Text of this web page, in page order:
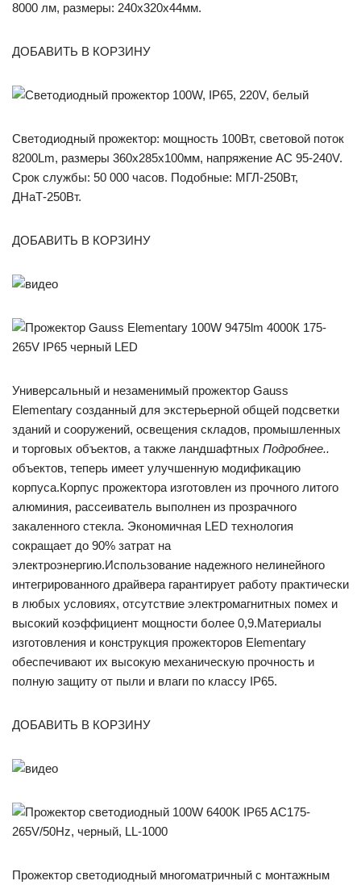
8000 лм, размеры: 240x320x44мм.
ДОБАВИТЬ В КОРЗИНУ
Светодиодный прожектор: мощность 100Вт, световой поток
8200Lm, размеры 360х285х100мм, напряжение AC 95-240V.
Срок службы: 50 000 часов. Подобные: МГЛ-250Вт,
ДНаТ-250Вт.
ДОБАВИТЬ В КОРЗИНУ
Универсальный и незаменимый прожектор Gauss
Elementary созданный для экстерьерной общей подсветки
зданий и сооружений, освещения складов, промышленных
и торговых объектов, а также ландшафтных Подробнее..
объектов, теперь имеет улучшенную модификацию
корпуса.Корпус прожектора изготовлен из прочного литого
алюминия, рассеиватель выполнен из прозрачного
закаленного стекла. Экономичная LED технология
сокращает до 90% затрат на
электроэнергию.Использование надежного нелинейного
интегрированного драйвера гарантирует работу практически
в любых условиях, отсутствие электромагнитных помех и
высокий коэффициент мощности более 0,9.Материалы
изготовления и конструкция прожекторов Elementary
обеспечивают их высокую механическую прочность и
полную защиту от пыли и влаги по классу IP65.
ДОБАВИТЬ В КОРЗИНУ
Прожектор светодиодный многоматричный с монтажным